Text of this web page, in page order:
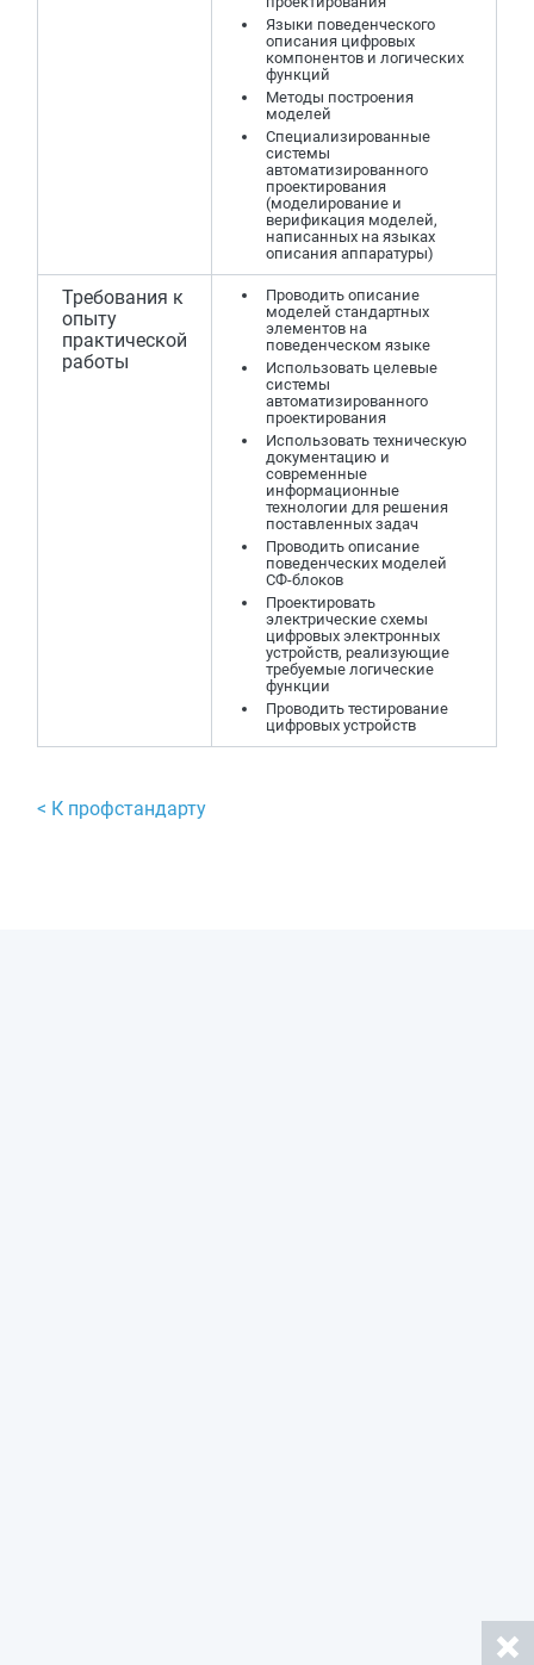
Языки поведенческого
описания цифровых
компонентов и логических
функций
Методы построения
моделей
Специализированные
системы
автоматизированного
проектирования
(моделирование и
верификация моделей,
написанных на языках
описания аппаратуры)
Требования к
опыту
практической
работы
Проводить описание
моделей стандартных
элементов на
поведенческом языке
Использовать целевые
системы
автоматизированного
проектирования
Использовать техническую
документацию и
современные
информационные
технологии для решения
поставленных задач
Проводить описание
поведенческих моделей
СФ-блоков
Проектировать
электрические схемы
цифровых электронных
устройств, реализующие
требуемые логические
функции
Проводить тестирование
цифровых устройств
< К профстандарту